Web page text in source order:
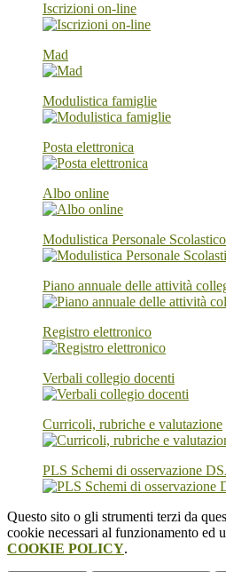
Iscrizioni on-line
Mad
Modulistica famiglie
Posta elettronica
Albo online
Modulistica Personale Scolastico
Piano annuale delle attività
Registro elettronico
Verbali collegio docenti
Curricoli, rubriche e valutazione
PLS Schemi di osservazione
Questo sito o gli strumenti terzi da
cookie necessari al funzionamento ed
COOKIE POLICY.